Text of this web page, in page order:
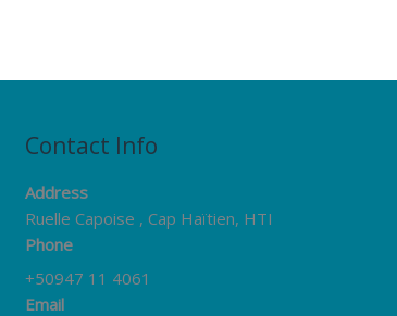
Contact Info
Address
Ruelle Capoise , Cap Haïtien, HTI
Phone
+50947 11 4061
Email